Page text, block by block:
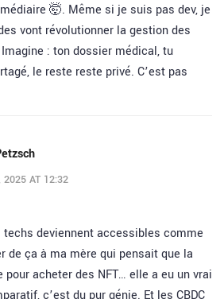
🤯. Même si je suis pas dev, je
vont révolutionner la gestion des
: ton dossier médical, tu
le reste reste privé. C’est pas
AT 12:32
techs deviennent accessibles comme
de ça à ma mère qui pensait que la
acheter des NFT… elle a eu un vrai